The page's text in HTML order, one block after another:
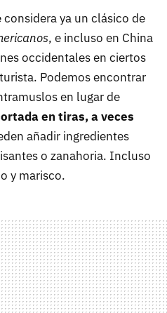
considera ya un clásico de
, e incluso en China
occidentales en ciertos
Podemos encontrar
en lugar de
en tiras, a veces
añadir ingredientes
o zanahoria. Incluso
y marisco.